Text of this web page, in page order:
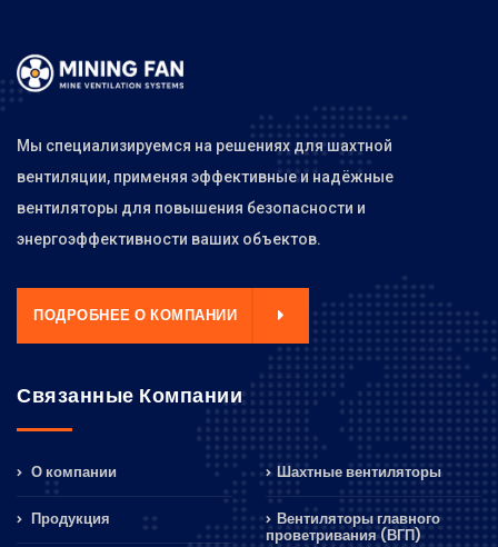
Мы специализируемся на решениях для шахтной
вентиляции, применяя эффективные и надёжные
вентиляторы для повышения безопасности и
энергоэффективности ваших объектов.
ПОДРОБНЕЕ О КОМПАНИИ
Связанные Компании
О компании
Продукция
Шахтные вентиляторы
Вентиляторы главного
проветривания (ВГП)